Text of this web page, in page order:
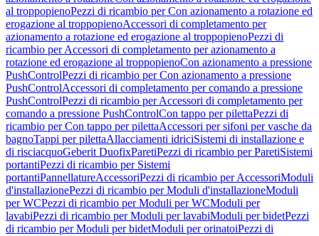
al troppopienoPezzi di ricambio per Con azionamento a rotazione ed
erogazione al troppopienoAccessori di completamento per
azionamento a rotazione ed erogazione al troppopienoPezzi di
ricambio per Accessori di completamento per azionamento a
rotazione ed erogazione al troppopienoCon azionamento a pressione
PushControlPezzi di ricambio per Con azionamento a pressione
PushControlAccessori di completamento per comando a pressione
PushControlPezzi di ricambio per Accessori di completamento per
comando a pressione PushControlCon tappo per pilettaPezzi di
ricambio per Con tappo per pilettaAccessori per sifoni per vasche da
bagnoTappi per pilettaAllacciamenti idriciSistemi di installazione e
di risciacquoGeberit DuofixParetiPezzi di ricambio per ParetiSistemi
portantiPezzi di ricambio per Sistemi
portantiPannellatureAccessoriPezzi di ricambio per AccessoriModuli
d'installazionePezzi di ricambio per Moduli d'installazioneModuli
per WCPezzi di ricambio per Moduli per WCModuli per
lavabiPezzi di ricambio per Moduli per lavabiModuli per bidetPezzi
di ricambio per Moduli per bidetModuli per orinatoiPezzi di